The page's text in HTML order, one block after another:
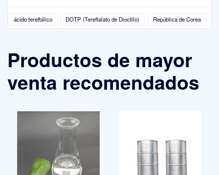
ácido tereftálico DOTP (Tereftalato de Dioctilo) República de Corea
Productos de mayor
venta recomendados